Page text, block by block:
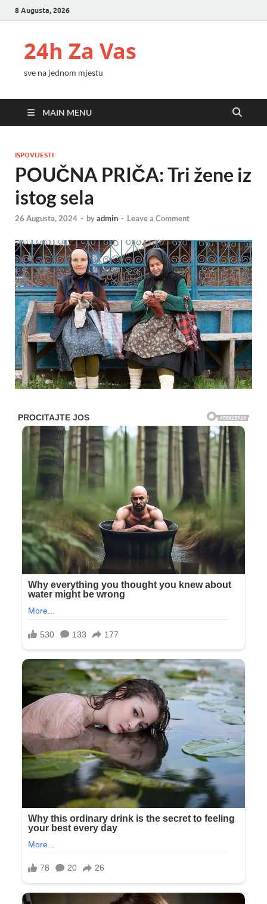
8 Augusta, 2026
24h Za Vas
sve na jednom mjestu
MAIN MENU
ISPOVIJESTI
POUČNA PRIČA: Tri žene iz
istog sela
26 Augusta, 2024 - byadmin - Leave a Comment